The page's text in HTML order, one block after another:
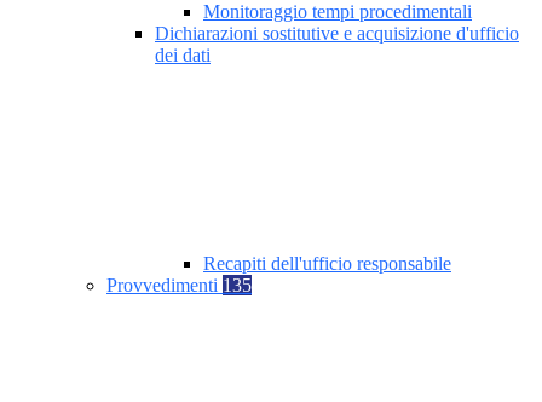
Monitoraggio tempi procedimentali
Dichiarazioni sostitutive e acquisizione d'ufficio
dei dati
Recapiti dell'ufficio responsabile
Provvedimenti 135